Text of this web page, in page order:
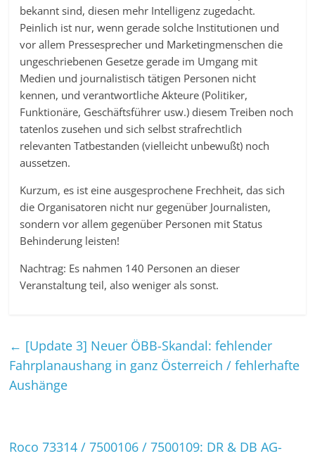
bekannt sind, diesen mehr Intelligenz zugedacht.
Peinlich ist nur, wenn gerade solche Institutionen und
vor allem Pressesprecher und Marketingmenschen die
ungeschriebenen Gesetze gerade im Umgang mit
Medien und journalistisch tätigen Personen nicht
kennen, und verantwortliche Akteure (Politiker,
Funktionäre, Geschäftsführer usw.) diesem Treiben noch
tatenlos zusehen und sich selbst strafrechtlich
relevanten Tatbestanden (vielleicht unbewußt) noch
aussetzen.
Kurzum, es ist eine ausgesprochene Frechheit, das sich
die Organisatoren nicht nur gegenüber Journalisten,
sondern vor allem gegenüber Personen mit Status
Behinderung leisten!
Nachtrag: Es nahmen 140 Personen an dieser
Veranstaltung teil, also weniger als sonst.
← [Update 3] Neuer ÖBB-Skandal: fehlender
Fahrplanaushang in ganz Österreich / fehlerhafte
Aushänge
Roco 73314 / 7500106 / 7500109: DR & DB AG-